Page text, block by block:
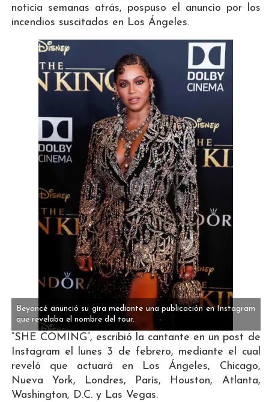
noticia semanas atrás, pospuso el anuncio por los
incendios suscitados en Los Ángeles.
Beyoncé anunció su gira mediante una publicación en Instagram
que revelaba el nombre del tour.
“SHE COMING”, escribió la cantante en un post de
Instagram el lunes 3 de febrero, mediante el cual
reveló que actuará en Los Ángeles, Chicago,
Nueva York, Londres, París, Houston, Atlanta,
Washington, D.C. y Las Vegas.